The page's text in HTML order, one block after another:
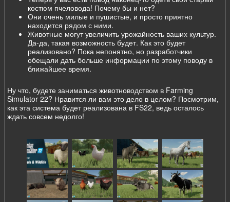
костюм пчеловода! Почему бы и нет?
Они очень милые и пушистые, и просто приятно
находится рядом с ними.
Животные могут увеличить урожайность ваших культур.
Да-да, такая возможность будет. Как это будет
реализовано? Пока непонятно, но разработчики
обещали дать больше информации по этому поводу в
ближайшее время.
Ну что, будете заниматься животноводством в Farming
Simulator 22? Нравится ли вам это дело в целом? Посмотрим,
как эта система будет реализована в FS22, ведь осталось
ждать совсем недолго!